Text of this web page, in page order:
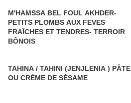
M'HAMSSA BEL FOUL AKHDER-
PETITS PLOMBS AUX FEVES
FRAÎCHES ET TENDRES- TERROIR
BÔNOIS
TAHINA / TAHINI (JENJLENIA ) PÂTE
OU CRÈME DE SÉSAME